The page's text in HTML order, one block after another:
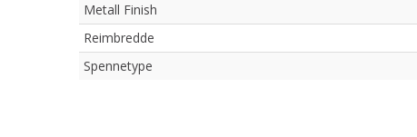
Metall Finish
Reimbredde
Spennetype